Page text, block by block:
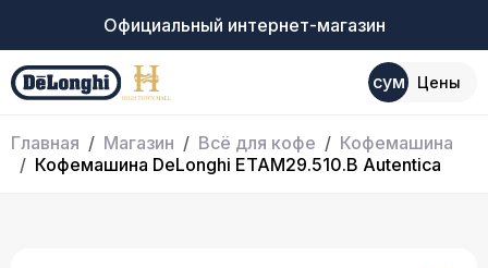
Официальный интернет-магазин
сум Цены
Главная Магазин Всё для кофе
Кофемашина
Кофемашина DeLonghi ETAM29.510.B Autentica